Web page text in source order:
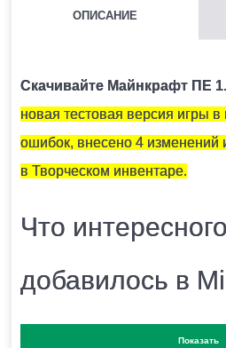
ОПИСАНИЕ
Скачивайте Майнкрафт ПЕ
новая тестовая версия игры
ошибок, внесено 4 изменений
в Творческом инвентаре.
Что интересного
добавилось в
1.21.40.21?
Показать
ЧЕМ ОТКАПЫВАТЬ
Нет.